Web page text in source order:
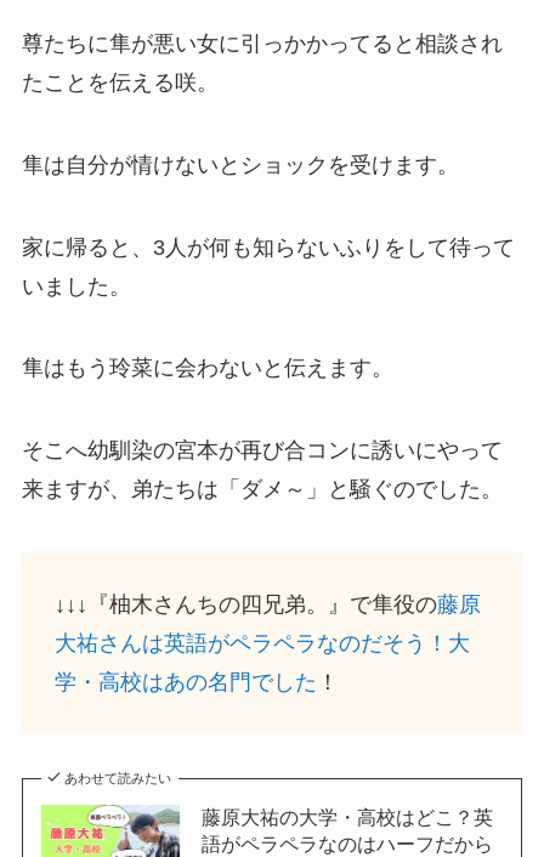
尊たちに隼が悪い女に引っかかってると相談され
たことを伝える咲。
隼は自分が情けないとショックを受けます。
家に帰ると、3人が何も知らないふりをして待って
いました。
隼はもう玲菜に会わないと伝えます。
そこへ幼馴染の宮本が再び合コンに誘いにやって
来ますが、弟たちは「ダメ～」と騒ぐのでした。
↓↓↓『柚木さんちの四兄弟。』で隼役の藤原
大祐さんは英語がペラペラなのだそう！大
学・高校はあの名門でした ！
あわせて読みたい
藤原大祐の大学・高校はどこ？英
語がペラペラなのはハーフだから